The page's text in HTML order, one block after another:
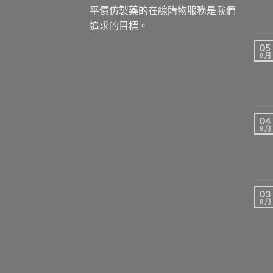
平價仿製藥的在線購物服務是我們
追求的目標。
05
8 月
04
8 月
03
8 月